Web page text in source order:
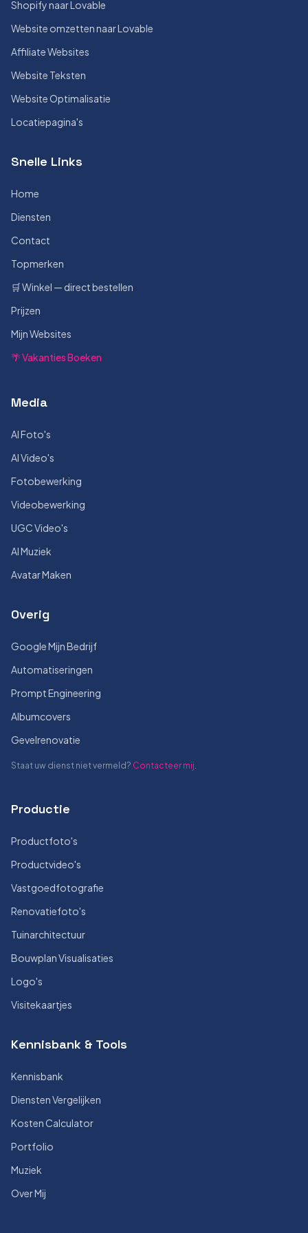
Shopify naar Lovable
Website omzetten naar Lovable
Affiliate Websites
Website Teksten
Website Optimalisatie
Locatiepagina's
Snelle Links
Home
Diensten
Contact
Topmerken
🛒 Winkel — direct bestellen
Prijzen
Mijn Websites
🌴 Vakanties Boeken
Media
AI Foto's
AI Video's
Fotobewerking
Videobewerking
UGC Video's
AI Muziek
Avatar Maken
Overig
Google Mijn Bedrijf
Automatiseringen
Prompt Engineering
Albumcovers
Gevelrenovatie
Staat uw dienst niet vermeld? Contacteer mij.
Productie
Productfoto's
Productvideo's
Vastgoedfotografie
Renovatiefoto's
Tuinarchitectuur
Bouwplan Visualisaties
Logo's
Visitekaartjes
Kennisbank & Tools
Kennisbank
Diensten Vergelijken
Kosten Calculator
Portfolio
Muziek
Over Mij